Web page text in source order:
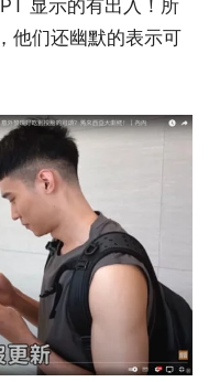
显示的有出入！所
他们还幽默的表示可